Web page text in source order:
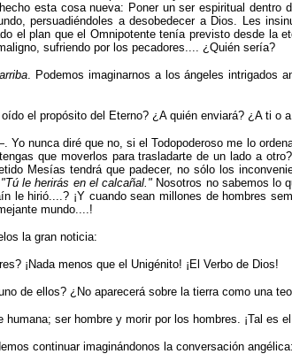
esta cosa nueva: Poner un ser espiritual dentro
persuadiéndoles a desobedecer a Dios. Les
el plan que el Omnipotente tenía previsto desde la
sufriendo por los pecadores.... ¿Quién sería?
. Podemos imaginarnos a los ángeles intrigados
el propósito del Eterno? ¿A quién enviará? ¿A ti o
nunca diré que no, si el Todopoderoso me lo
que moverlos para trasladarte de un lado a
Mesías tendrá que padecer, no sólo los
"Tú le herirás en el calcañal. " Nosotros no sabemos lo
le hirió....? ¡Y cuando sean millones de hombres
mundo....!
la gran noticia:
¡Nada menos que el Unigénito! ¡El Verbo de Dios!
de ellos? ¿No aparecerá sobre la tierra como una
ser hombre y morir por los hombres. ¡Tal es
continuar imaginándonos la conversación angélica: